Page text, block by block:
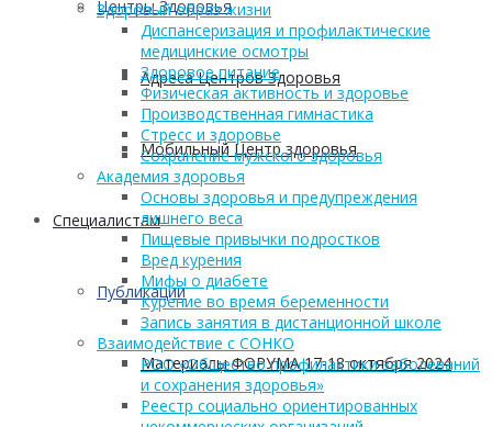
Центры Здоровья
Адреса Центров Здоровья
Мобильный Центр здоровья
Cпециалистам
Публикации
Материалы ФОРУМА 17-18 октября 2024
Здоровый образ жизни
Диспансеризация и профилактические
медицинские осмотры
Здоровое питание
Физическая активность и здоровье
Производственная гимнастика
Стресс и здоровье
Сохранение мужского здоровья
Академия здоровья
Основы здоровья и предупреждения
лишнего веса
Пищевые привычки подростков
Вред курения
Мифы о диабете
Курение во время беременности
Запись занятия в дистанционной школе
Взаимодействие с СОНКО
РОО «Общество профилактики заболеваний
и сохранения здоровья»
Реестр социально ориентированных